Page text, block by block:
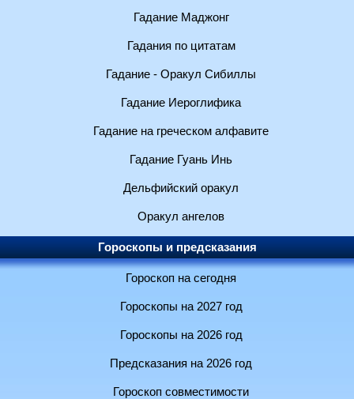
Гадание Маджонг
Гадания по цитатам
Гадание - Оракул Сибиллы
Гадание Иероглифика
Гадание на греческом алфавите
Гадание Гуань Инь
Дельфийский оракул
Оракул ангелов
Гороскопы и предсказания
Гороскоп на сегодня
Гороскопы на 2027 год
Гороскопы на 2026 год
Предсказания на 2026 год
Гороскоп совместимости